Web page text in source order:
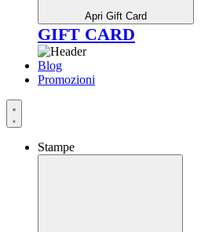
Apri Gift Card
GIFT CARD
Blog
Promozioni
Stampe